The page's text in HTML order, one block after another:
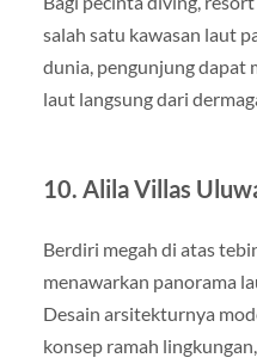
salah satu kawasan laut
dunia, pengunjung dapat
laut langsung dari
10. Alila Villas
Berdiri megah di atas
menawarkan panorama
Desain arsitekturnya
konsep ramah